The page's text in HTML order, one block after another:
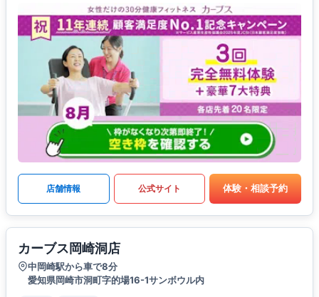
店舗情報 公式サイト 体験・相談予約
カーブス岡崎洞店
中岡崎駅から車で8分
愛知県岡崎市洞町字的場16-1サンボウル内